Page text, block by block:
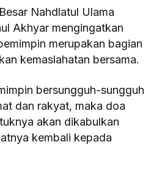
Nahdlatul Ulama
Akhyar mengingatkan
merupakan bagian
kemaslahatan bersama.
bersungguh-sungguh
dan rakyat, maka doa
akan dikabulkan
kembali kepada